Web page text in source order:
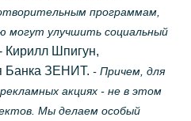
программам,
могут улучшить социальный
Кирилл Шпигун,
Банка ЗЕНИТ. - Причем, для
акциях - не в этом
Мы делаем особый